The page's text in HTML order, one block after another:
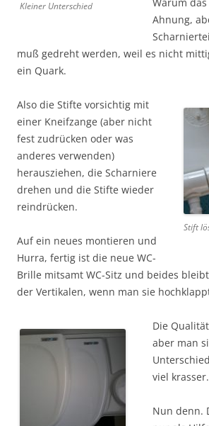
Kleiner Unterschied
Warum
Ahnung,
muß gedreht werden, weil es nicht
ein Quark.
Stift
Also die Stifte vorsichtig mit
einer Kneifzange (aber nicht
fest zu­drücken oder was
anderes ver­wenden)
herausziehen, die Scharniere
drehen und die Stifte wieder
reindrücken.
Auf ein neues montieren und
Hurra, fertig ist die neue WC-
Brille mitsamt WC-Sitz und beides
der Vertikalen, wenn man sie
Die
aber man
viel krasser.
Nun denn.